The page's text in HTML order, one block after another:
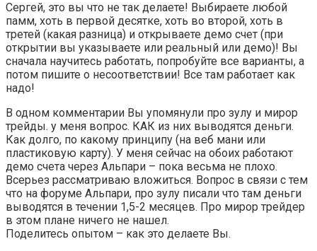
Сергей, это вы что не так делаете! Выбираете любой
памм, хоть в первой десятке, хоть во второй, хоть в
третей (какая разница) и открываете демо счет (при
открытии вы указываете или реальный или демо)! Вы
сначала научитесь работать, попробуйте все варианты, а
потом пишите о несоответствии! Все там работает как
надо!
В одном комментарии Вы упомянули про зулу и мирор
трейды. у меня вопрос. КАК из них выводятся деньги.
Как долго, по какому принципу (на веб мани или
пластиковую карту). У меня сейчас на обоих работают
демо счета через Альпари – пока весьма не плохо.
Всерьез рассматриваю вложиться. Вопрос в связи с тем
что на форуме Альпари, про зулу писали что там деньги
выводятся в течении 1,5-2 месяцев. Про мирор трейдер
в этом плане ничего не нашел.
Поделитесь опытом – как это делаете Вы.